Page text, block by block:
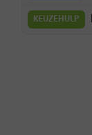
KEUZEHULP